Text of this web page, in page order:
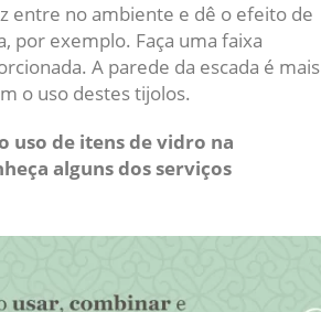
entre no ambiente e dê o efeito de
por exemplo. Faça uma faixa
A parede da escada é mais
o uso destes tijolos.
uso de itens de vidro na
alguns dos serviços